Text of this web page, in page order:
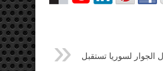
الجوار لسوريا تستقبل